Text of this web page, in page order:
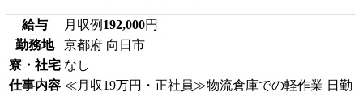
給与 月収例 192,000円
勤務地
京都府 向日市
寮・社宅 なし
仕事内容 ≪月収19万円・正社員≫物流倉庫での軽作業 日勤